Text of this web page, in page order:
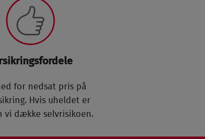
for nedsat pris på
Hvis uheldet er
vi dække selvrisikoen.